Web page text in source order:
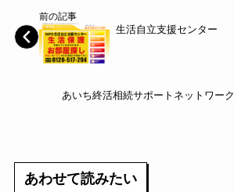
前の記事
生活自立支援センター
あいち終活相続サポートネットワーク
あわせて読みたい